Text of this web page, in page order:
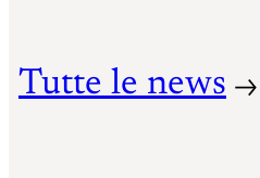
Tutte le news